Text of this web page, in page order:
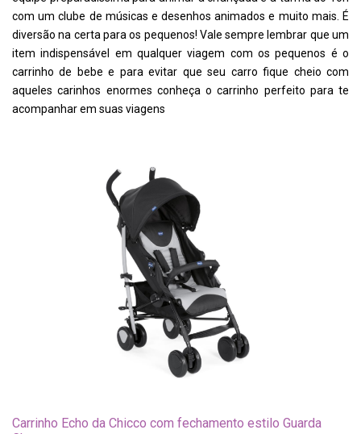
com um clube de músicas e desenhos animados e muito mais. É
diversão na certa para os pequenos! Vale sempre lembrar que um
item indispensável em qualquer viagem com os pequenos é o
carrinho de bebe e para evitar que seu carro fique cheio com
aqueles carinhos enormes conheça o carrinho perfeito para te
acompanhar em suas viagens
Carrinho Echo da Chicco com fechamento estilo Guarda